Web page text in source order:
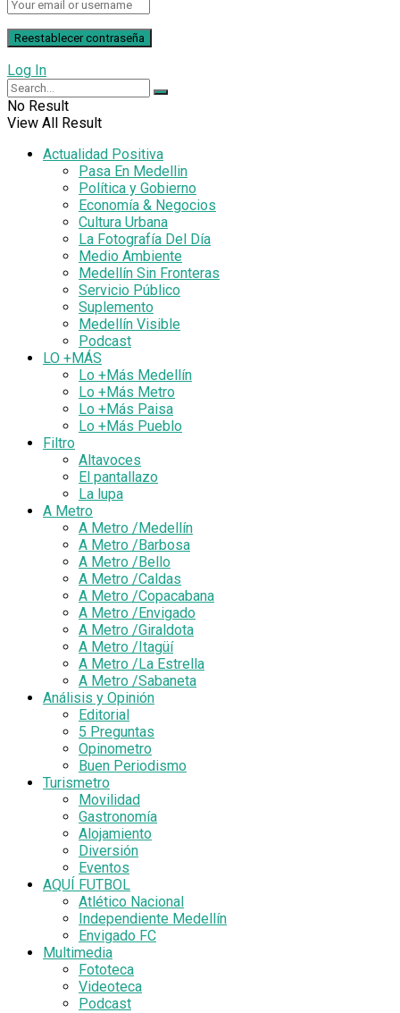
Log In
No Result
View All Result
Actualidad Positiva
Pasa En Medellin
Política y Gobierno
Economía & Negocios
Cultura Urbana
La Fotografía Del Día
Medio Ambiente
Medellín Sin Fronteras
Servicio Público
Suplemento
Medellín Visible
Podcast
LO +MÁS
Lo +Más Medellín
Lo +Más Metro
Lo +Más Paisa
Lo +Más Pueblo
Filtro
Altavoces
El pantallazo
La lupa
A Metro
A Metro /Medellín
A Metro /Barbosa
A Metro /Bello
A Metro /Caldas
A Metro /Copacabana
A Metro /Envigado
A Metro /Giraldota
A Metro /Itagüí
A Metro /La Estrella
A Metro /Sabaneta
Análisis y Opinión
Editorial
5 Preguntas
Opinometro
Buen Periodismo
Turismetro
Movilidad
Gastronomía
Alojamiento
Diversión
Eventos
AQUÍ FUTBOL
Atlético Nacional
Independiente Medellín
Envigado FC
Multimedia
Fototeca
Videoteca
Podcast